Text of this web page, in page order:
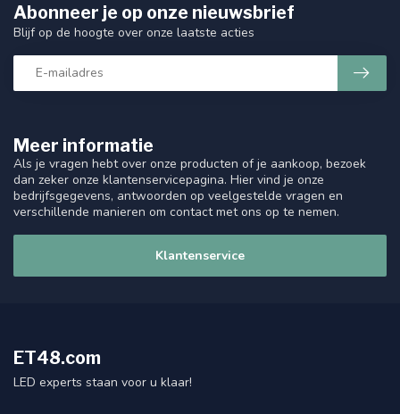
Meer informatie
Als je vragen hebt over onze producten of je aankoop, bezoek
dan zeker onze klantenservicepagina. Hier vind je onze
bedrijfsgegevens, antwoorden op veelgestelde vragen en
verschillende manieren om contact met ons op te nemen.
Klantenservice
Abonneer je op onze nieuwsbrief
Blijf op de hoogte over onze laatste acties
ET48.com
LED experts staan voor u klaar!